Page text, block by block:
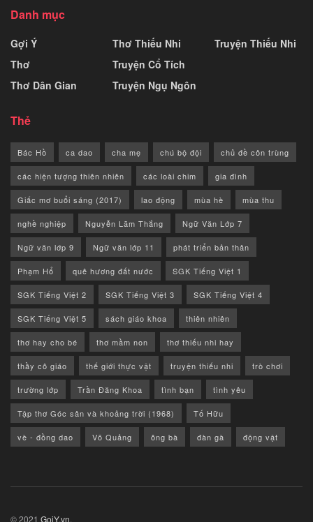
Danh mục
Gợi Ý
Thơ
Thơ Dân Gian
Thơ Thiếu Nhi
Truyện Cổ Tích
Truyện Ngụ Ngôn
Truyện Thiếu Nhi
Thẻ
Bác Hồ ca dao cha mẹ chú bộ đội chủ đề côn trùng
các hiện tượng thiên nhiên các loài chim gia đình
Giấc mơ buổi sáng (2017) lao động mùa hè mùa thu
nghề nghiệp Nguyễn Lãm Thắng Ngữ Văn Lớp 7
Ngữ văn lớp 9 Ngữ văn lớp 11 phát triển bản thân
Phạm Hổ quê hương đất nước SGK Tiếng Việt 1
SGK Tiếng Việt 2 SGK Tiếng Việt 3 SGK Tiếng Việt 4
SGK Tiếng Việt 5 sách giáo khoa thiên nhiên
thơ hay cho bé thơ mầm non thơ thiếu nhi hay
thầy cô giáo thế giới thực vật truyện thiếu nhi trò chơi
trường lớp Trần Đăng Khoa tình bạn tình yêu
Tập thơ Góc sân và khoảng trời (1968) Tố Hữu
vè - đồng dao Võ Quảng ông bà đàn gà động vật
© 2021 GoiY.vn.